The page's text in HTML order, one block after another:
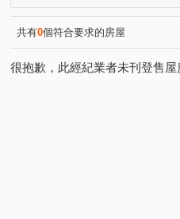
逢大路(1) 德化街(1)
向上北路(1)
共有0個符合要求的房屋
很抱歉，此經紀業者未刊登售屋